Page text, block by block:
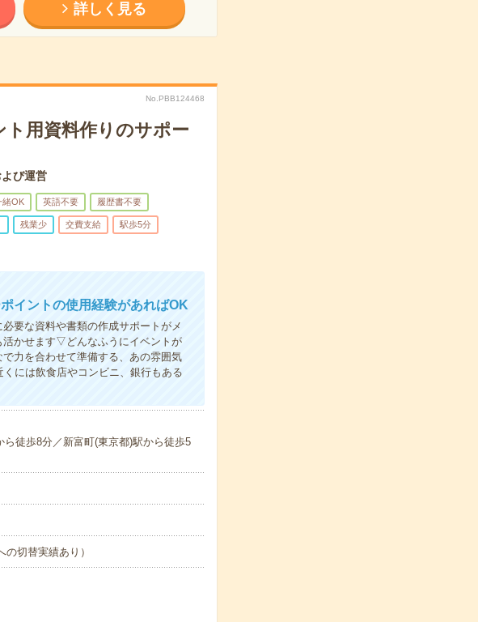
詳しく見る
No.PBB124468
ト用資料作りのサポー
び運営
緒OK 英語不要 履歴書不要
残業少 交費支給 駅歩5分
イントの使用経験があればOK
要な資料や書類の作成サポートがメ
活かせます▽どんなふうにイベントが
力を合わせて準備する、あの雰囲気
には飲食店やコンビニ、銀行もある
徒歩8分／新富町(東京都)駅から徒歩5
切替実績あり）